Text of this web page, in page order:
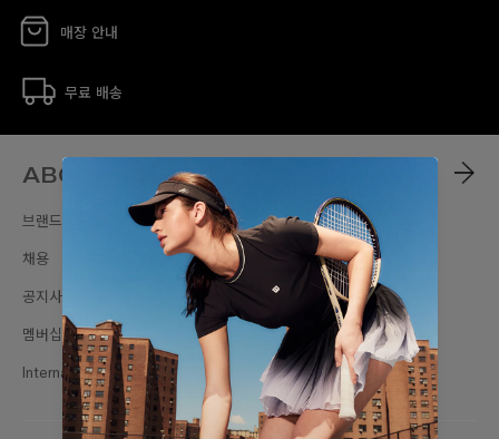
매장 안내
무료 배송
ABOUT
브랜드스토리
채용
공지사항
멤버십
International Sites